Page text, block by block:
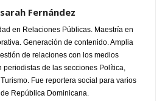
Fernández
en Relaciones Públicas. Maestría en
Generación de contenido. Amplia
de relaciones con los medios
de las secciones Política,
Fue reportera social para varios
República Dominicana.